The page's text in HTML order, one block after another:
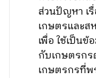
ส่วนปัญหา เ
เกษตรและ
เพื่อ ใช้เป็น
กับเกษตรก
เกษตรกรที่พ